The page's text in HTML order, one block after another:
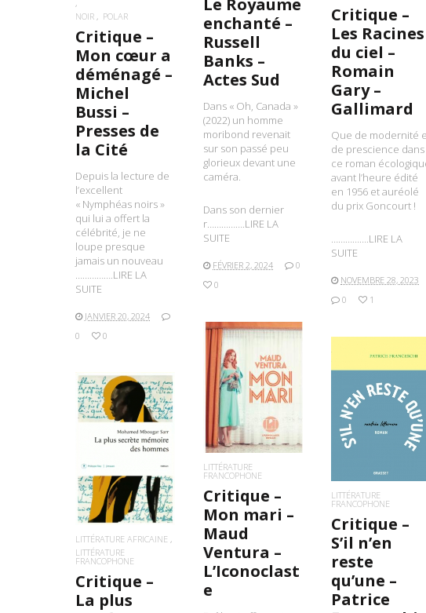
Le Royaume
enchanté –
Russell
Banks –
Actes Sud
Dans « Oh, Canada »
(2022) un homme
moribond revenait
sur son passé peu
glorieux devant une
caméra.
Dans son dernier
r…………….LIRE LA
SUITE
FÉVRIER 2, 2024
0
0
NOIR
POLAR
Critique –
Mon cœur a
déménagé –
Michel
Bussi –
Presses de
la Cité
Depuis la lecture de
l’excellent
« Nymphéas noirs »
qui lui a offert la
célébrité, je ne
loupe presque
jamais un nouveau
…………….LIRE LA
SUITE
JANVIER 20, 2024
0
0
Critique –
Les Racines
du ciel –
Romain
Gary –
Gallimard
Que de modernité
de prescience dans
ce roman
avant l’heure édité
en 1956 et auréolé
du prix Goncourt !
…………….LIRE LA
SUITE
NOVEMBRE 28, 2023
0
1
LIRE LA SUITE
LITTÉRATURE
FRANCOPHONE
Critique –
Mon mari –
Maud
Ventura –
L’Iconoclast
e
LIRE LA SUITE
LITTÉRATURE
FRANCOPHONE
Critique –
S’il n’en
reste
qu’une –
Patrice
LIRE LA SUITE
LITTÉRATURE AFRICAINE
LITTÉRATURE
FRANCOPHONE
Critique –
La plus